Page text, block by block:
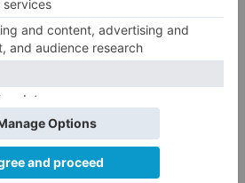
El PSOE denuncia que las
llevan seis meses sin la
desinfección obligatoria contra
LO ÚLTIMO